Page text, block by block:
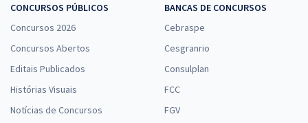
CONCURSOS PÚBLICOS
Concursos 2026
Concursos Abertos
Editais Publicados
Histórias Visuais
Notícias de Concursos
BANCAS DE CONCURSOS
Cebraspe
Cesgranrio
Consulplan
FCC
FGV